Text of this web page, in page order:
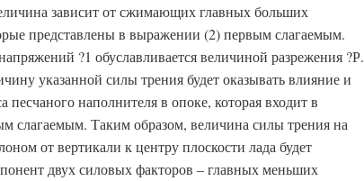
зависит от сжимающих главных больших
представлены в выражении (2) первым слагаемым.
?1 обуславливается величиной разрежения ?Р.
указанной силы трения будет оказывать влияние и
песчаного наполнителя в опоке, которая входит в
слагаемым. Таким образом, величина силы трения на
от вертикали к центру плоскости лада будет
двух силовых факторов – главных меньших